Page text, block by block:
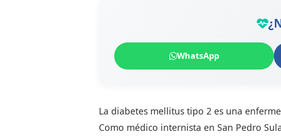
WhatsApp
La diabetes mellitus tipo 2 es una
Como médico internista en San Pedro